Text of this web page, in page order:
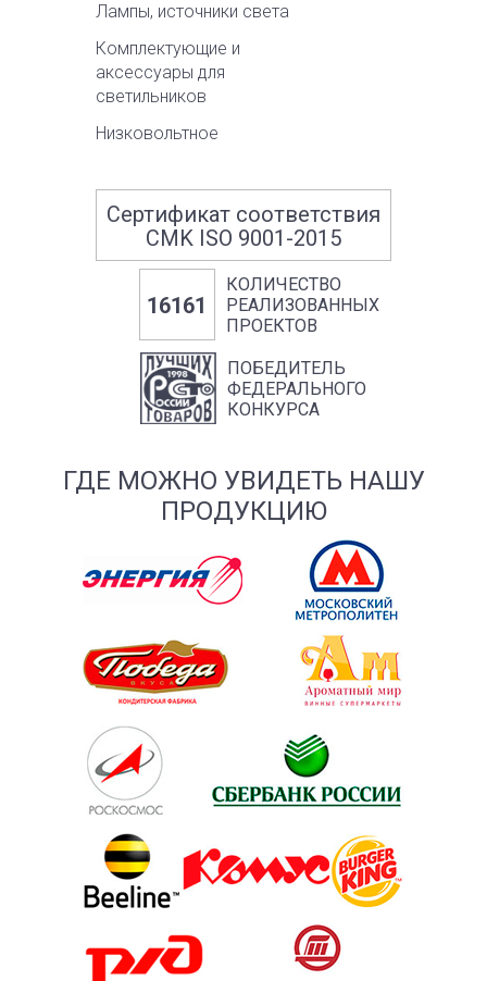
Лампы, источники света
Комплектующие и
аксессуары для
светильников
Низковольтное
Сценическое освещение,
проекторы
Металлоконструкции для
уличного освещения,
мачты, опоры
ПОБЕДИТЕЛЬ
ФЕДЕРАЛЬНОГО
КОНКУРСА
Сертификат соответствия
CMK ISO 9001-2015
16161
КОЛИЧЕСТВО
РЕАЛИЗОВАННЫХ
ПРОЕКТОВ
ГДЕ МОЖНО УВИДЕТЬ НАШУ
ПРОДУКЦИЮ